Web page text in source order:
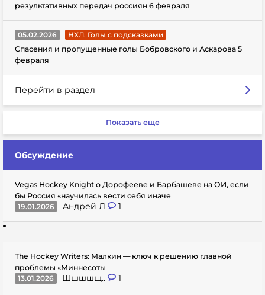
результативных передач россиян 6 февраля
05.02.2026
НХЛ. Голы с подсказками
Спасения и пропущенные голы Бобровского и Аскарова 5
февраля
Перейти в раздел
Показать еще
Обсуждение
Vegas Hockey Knight о Дорофееве и Барбашеве на ОИ, если
бы Россия «научилась вести себя иначе
19.01.2026
Андрей Л 1
The Hockey Writers: Малкин — ключ к решению главной
проблемы «Миннесоты
13.01.2026
Шшшшщ.. 1